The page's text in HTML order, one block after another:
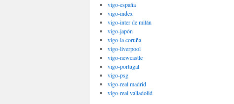
vigo-españa
vigo-index
vigo-inter de milán
vigo-japón
vigo-la coruña
vigo-liverpool
vigo-newcastle
vigo-portugal
vigo-psg
vigo-real madrid
vigo-real valladolid